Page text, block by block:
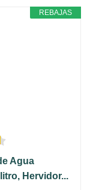
REBAJAS
Agua
Hervidor...